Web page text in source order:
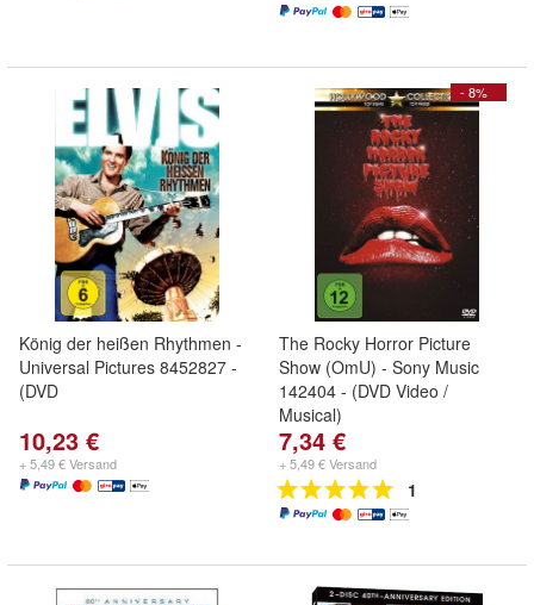
König der heißen Rhythmen -
Universal Pictures 8452827 -
(DVD
10,23 €
+ 5,49 € Versand
- 8%
The Rocky Horror Picture
Show (OmU) - Sony Music
142404 - (DVD Video /
Musical)
7,34 €
+ 5,49 € Versand
1